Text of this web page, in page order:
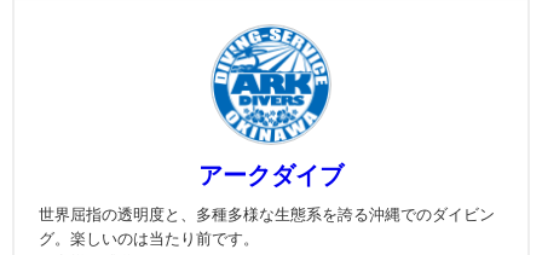
アークダイブ
世界屈指の透明度と、多種多様な生態系を誇る沖縄でのダイビン
グ。楽しいのは当たり前です。